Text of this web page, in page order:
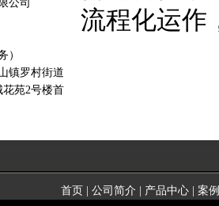
公司
）
镇罗村街道
花苑2号楼首
流程化运作
首页| 公司简介 | 产品中心| 案